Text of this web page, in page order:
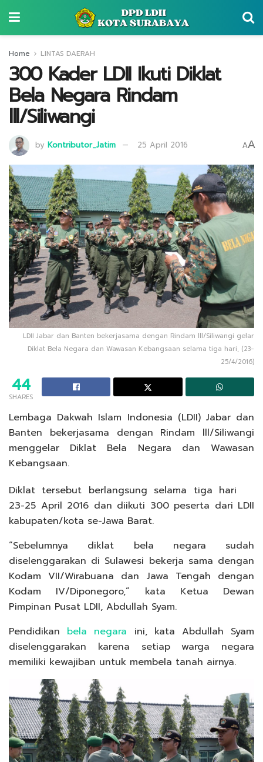
Home LINTAS DAERAH
300 Kader LDII Ikuti Diklat
Bela Negara Rindam
lll/Siliwangi
by Kontributor_Jatim 25 April 2016 AA
LDII Jabar dan Banten bekerjasama dengan Rindam lll/Siliwangi gelar
Diklat Bela Negara dan Wawasan Kebangsaan selama tiga hari, (23-
25/4/2016)
44
SHARES
Lembaga Dakwah Islam Indonesia (LDII) Jabar dan
Banten bekerjasama dengan Rindam lll/Siliwangi
menggelar Diklat Bela Negara dan Wawasan
Kebangsaan.
Diklat tersebut berlangsung selama tiga hari
23-25 April 2016 dan diikuti 300 peserta dari LDII
kabupaten/kota se-Jawa Barat.
“Sebelumnya diklat bela negara sudah
diselenggarakan di Sulawesi bekerja sama dengan
Kodam VII/Wirabuana dan Jawa Tengah dengan
Kodam IV/Diponegoro,” kata Ketua Dewan
Pimpinan Pusat LDII, Abdullah Syam.
Pendidikan bela negara ini, kata Abdullah Syam
diselenggarakan karena setiap warga negara
memiliki kewajiban untuk membela tanah airnya.